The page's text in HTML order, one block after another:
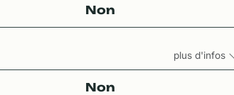
Non
plus d'infos
Non